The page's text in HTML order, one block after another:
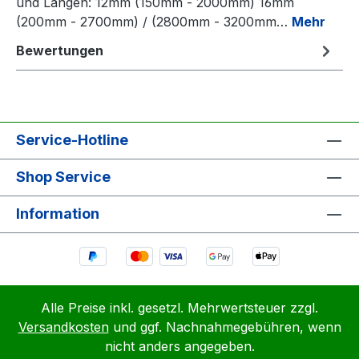
(200mm - 2700mm) / (2800mm - 3200mm… Mehr
Bewertungen
Service-Hotline
Shop Service
Information
Alle Preise inkl. gesetzl. Mehrwertsteuer zzgl.
Versandkostenund ggf. Nachnahmegebühren, wenn
nicht anders angegeben.